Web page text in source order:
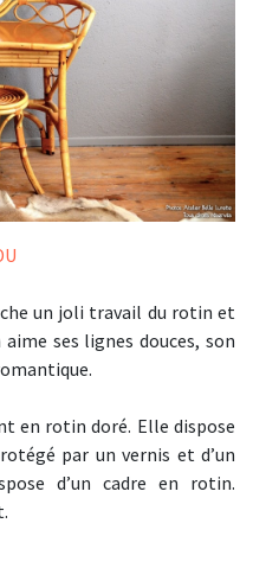
un joli travail du rotin et
ses lignes douces, son
en rotin doré. Elle dispose
par un vernis et d’un
d’un cadre en rotin.